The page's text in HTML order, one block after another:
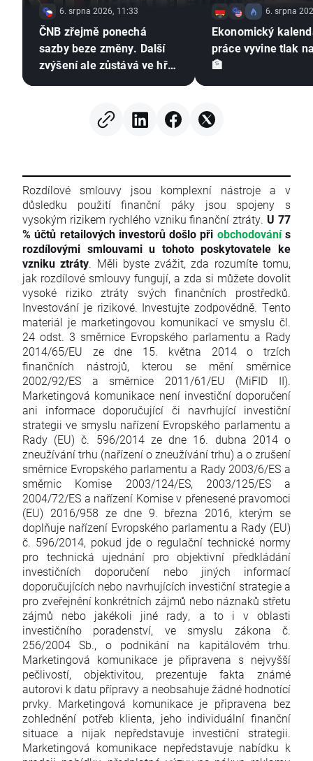
6. srpna 2026, 11:33
ČNB zřejmě ponechá
sazby beze změny. Další
zvýšení ale zůstává ve hře
6. srpna
Ekonomický
práce vyvine tlak
🏦
Rozdílové smlouvy jsou komplexní nástroje a v
důsledku použití finanční páky jsou spojeny s
vysokým rizikem rychlého vzniku finanční ztráty. U 77
% účtů retailových investorů došlo při obchodovánís
rozdílovými smlouvami u tohoto poskytovatele ke
vzniku ztráty. Měli byste zvážit, zda rozumíte tomu,
jak rozdílové smlouvy fungují, a zda si můžete dovolit
vysoké riziko ztráty svých finančních prostředků.
Investování je rizikové. Investujte zodpovědně. Tento
materiál je marketingovou komunikací ve smyslu čl.
24 odst. 3 směrnice Evropského parlamentu a Rady
2014/65/EU ze dne 15. května 2014 o trzích
finančních nástrojů, kterou se mění směrnice
2002/92/ES a směrnice 2011/61/EU (MiFID II).
Marketingová komunikace není investiční doporučení
ani informace doporučující či navrhující investiční
strategii ve smyslu nařízení Evropského parlamentu a
Rady (EU) č. 596/2014 ze dne 16. dubna 2014 o
zneužívání trhu (nařízení o zneužívání trhu) a o zrušení
směrnice Evropského parlamentu a Rady 2003/6/ES a
směrnic Komise 2003/124/ES, 2003/125/ES a
2004/72/ES a nařízení Komise v přenesené pravomoci
(EU) 2016/958 ze dne 9. března 2016, kterým se
doplňuje nařízení Evropského parlamentu a Rady (EU)
č. 596/2014, pokud jde o regulační technické normy
pro technická ujednání pro objektivní předkládání
investičních doporučení nebo jiných informací
doporučujících nebo navrhujících investiční strategie a
pro zveřejnění konkrétních zájmů nebo náznaků střetu
zájmů nebo jakékoli jiné rady, a to i v oblasti
investičního poradenství, ve smyslu zákona č.
256/2004 Sb., o podnikání na kapitálovém trhu.
Marketingová komunikace je připravena s nejvyšší
pečlivostí, objektivitou, prezentuje fakta známé
autorovi k datu přípravy a neobsahuje žádné hodnotící
prvky. Marketingová komunikace je připravena bez
zohlednění potřeb klienta, jeho individuální finanční
situace a nijak nepředstavuje investiční strategii.
Marketingová komunikace nepředstavuje nabídku k